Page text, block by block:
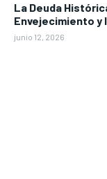
La Deuda
Envejecimiento y
junio 12, 2026